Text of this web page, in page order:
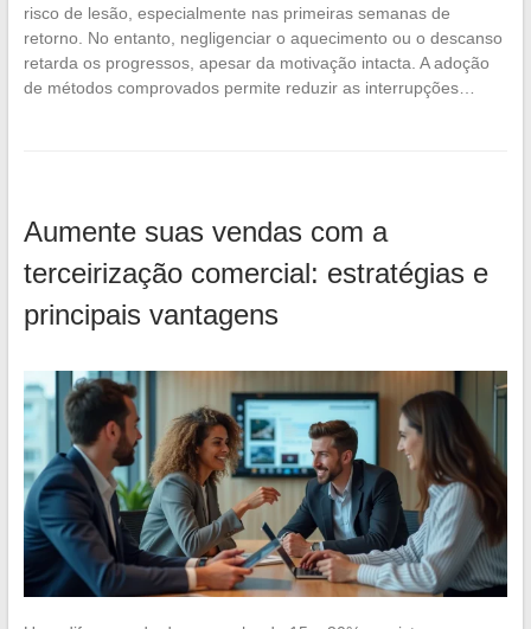
risco de lesão, especialmente nas primeiras semanas de
retorno. No entanto, negligenciar o aquecimento ou o descanso
retarda os progressos, apesar da motivação intacta. A adoção
de métodos comprovados permite reduzir as interrupções…
Aumente suas vendas com a
terceirização comercial: estratégias e
principais vantagens